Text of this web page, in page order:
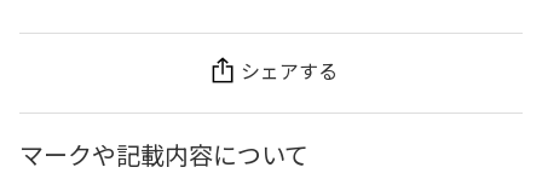
シェアする
マークや記載内容について